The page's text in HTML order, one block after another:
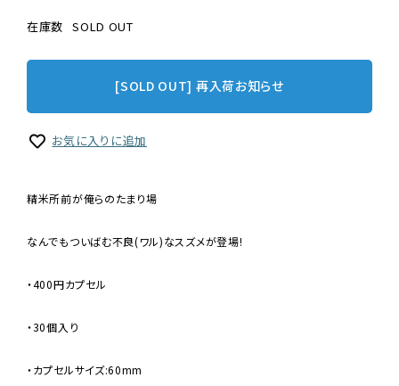
在庫数 SOLD OUT
[SOLD OUT] 再入荷お知らせ
お気に入りに追加
精米所前が俺らのたまり場
なんでもついばむ不良(ワル)なスズメが登場!
・400円カプセル
・30個入り
・カプセルサイズ:60mm